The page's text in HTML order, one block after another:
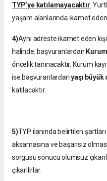
TYP’ye katılamayacaktır
yaşam alanlarında ikamet
4)Aynı adreste ikamet eden
halinde; başvuranlardan
öncelik tanınacaktır. Kurum
ise başvuranlardanyaşı büyük
katılacaktır.
5)TYP ilanında belirtilen
aksamasına ve başarısız
sorgusu sonucu olumsuz
çıkarılırlar.